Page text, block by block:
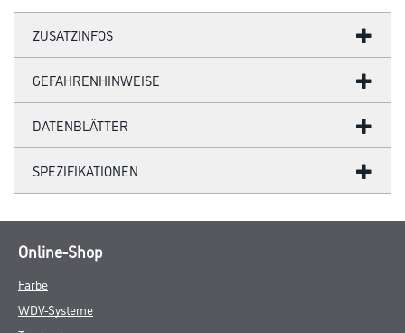
ZUSATZINFOS
GEFAHRENHINWEISE
DATENBLÄTTER
SPEZIFIKATIONEN
Online-Shop
Farbe
WDV-Systeme